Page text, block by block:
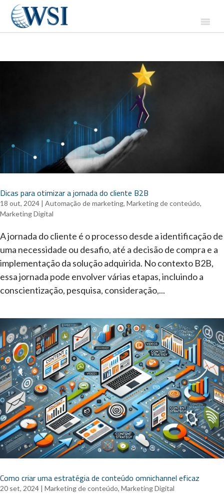
Dicas para otimizar a jornada do cliente B2B
18 out, 2024 | Automação de marketing, Marketing de conteúdo,
Marketing Digital
A jornada do cliente é o processo desde a identificação de
uma necessidade ou desafio, até a decisão de compra e a
implementação da solução adquirida. No contexto B2B,
essa jornada pode envolver várias etapas, incluindo a
conscientização, pesquisa, consideração,...
Como criar uma estratégia de conteúdo omnichannel eficaz
20 set, 2024 | Marketing de conteúdo, Marketing Digital